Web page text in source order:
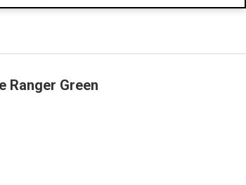
Ranger Green